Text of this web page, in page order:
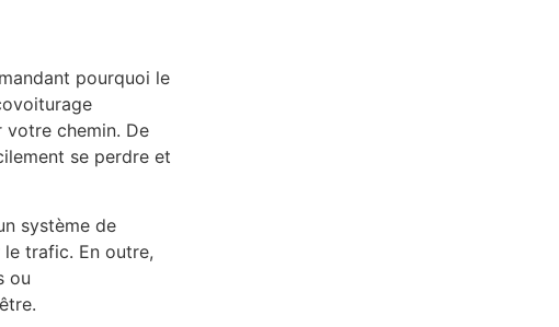
pourquoi le
votre chemin. De
se perdre et
système de
trafic. En outre,
ou